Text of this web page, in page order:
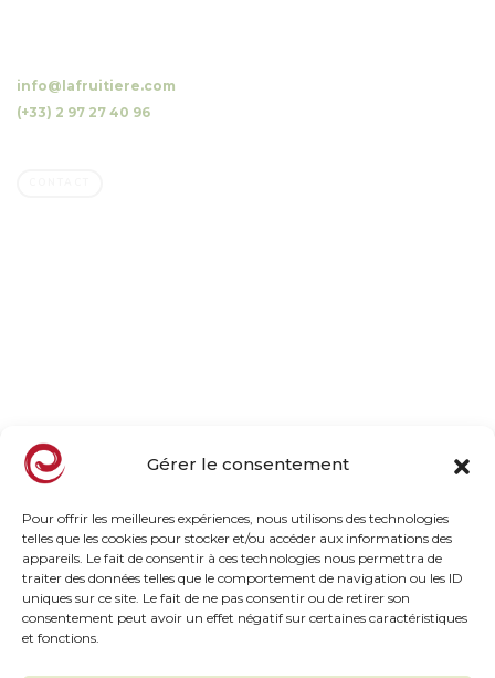
Gérer le consentement
Pour offrir les meilleures expériences, nous utilisons des technologies
telles que les cookies pour stocker et/ou accéder aux informations des
appareils. Le fait de consentir à ces technologies nous permettra de
traiter des données telles que le comportement de navigation ou les ID
uniques sur ce site. Le fait de ne pas consentir ou de retirer son
consentement peut avoir un effet négatif sur certaines caractéristiques
et fonctions.
info@lafruitiere.com
(+33) 2 97 27 40 96
Frozen Range
Chilled HP Range
Inspiration Taste